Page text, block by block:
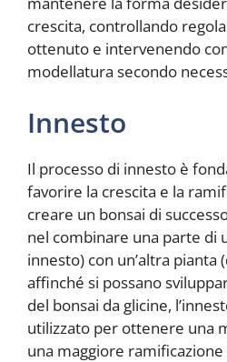
crescita, controllando
ottenuto e intervenendo
modellatura secondo
Innesto
Il processo di innesto è
favorire la crescita e la
creare un bonsai di
nel combinare una parte di
innesto) con un’altra
affinché si possano
del bonsai da glicine,
utilizzato per ottenere una
una maggiore